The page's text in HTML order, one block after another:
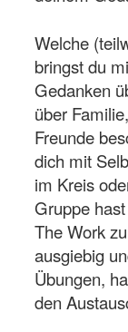
Welche
bringst du
Gedanken
über
Freunde
dich mit
im Kreis
Gruppe
The Work
ausgiebig
Übungen,
den